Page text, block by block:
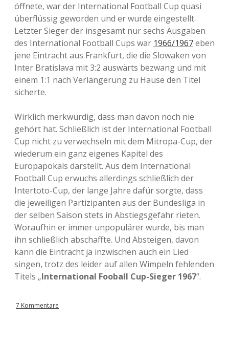
öffnete, war der International Football Cup quasi
überflüssig geworden und er wurde eingestellt.
Letzter Sieger der insgesamt nur sechs Ausgaben
des International Football Cups war 1966/1967eben
jene Eintracht aus Frankfurt, die die Slowaken von
Inter Bratislava mit 3:2 auswärts bezwang und mit
einem 1:1 nach Verlängerung zu Hause den Titel
sicherte.
Wirklich merkwürdig, dass man davon noch nie
gehört hat. Schließlich ist der International Football
Cup nicht zu verwechseln mit dem Mitropa-Cup, der
wiederum ein ganz eigenes Kapitel des
Europapokals darstellt. Aus dem International
Football Cup erwuchs allerdings schließlich der
Intertoto-Cup, der lange Jahre dafür sorgte, dass
die jeweiligen Partizipanten aus der Bundesliga in
der selben Saison stets in Abstiegsgefahr rieten.
Woraufhin er immer unpopulärer wurde, bis man
ihn schließlich abschaffte. Und Absteigen, davon
kann die Eintracht ja inzwischen auch ein Lied
singen, trotz des leider auf allen Wimpeln fehlenden
Titels „International Fooball Cup-Sieger 1967“.
7 Kommentare